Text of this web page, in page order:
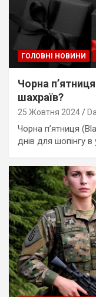
ГОЛОВНІ НОВИНИ
Чорна
шахраїв?
25 Жовтня 2024
Чорна п’ятниця
днів для шопінгу в